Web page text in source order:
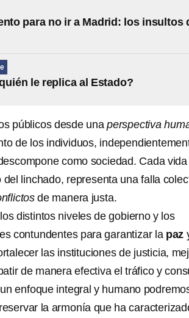
para no ir a Madrid: los insultos
le replica al Estado?
públicos desde unaperspectiva
de los individuos,
como sociedad. Cada vida
linchado, representa una falla
de manera justa.
distintos niveles de gobierno y los
contundentes para garantizar la paz
las instituciones de justicia,
de manera efectiva el tráfico y
enfoque integral y humano
la armonía que ha